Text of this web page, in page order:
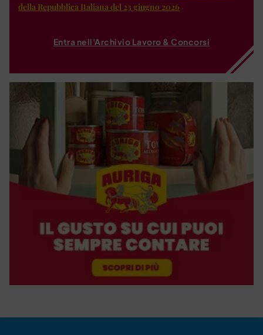
della Repubblica Italiana del 23 giugno 2026
Entra nell'Archivio Lavoro & Concorsi